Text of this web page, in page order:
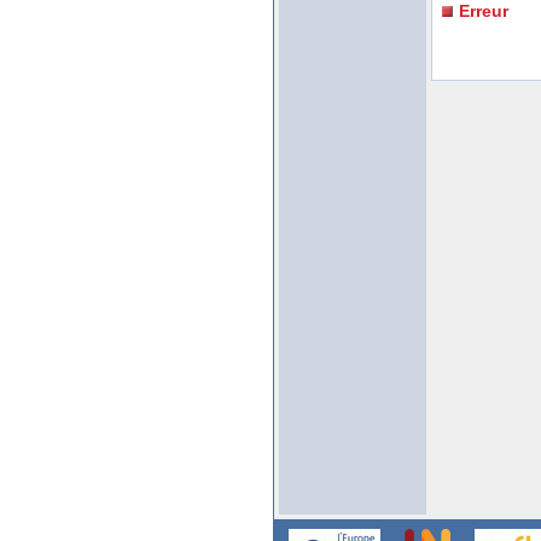
Erreur